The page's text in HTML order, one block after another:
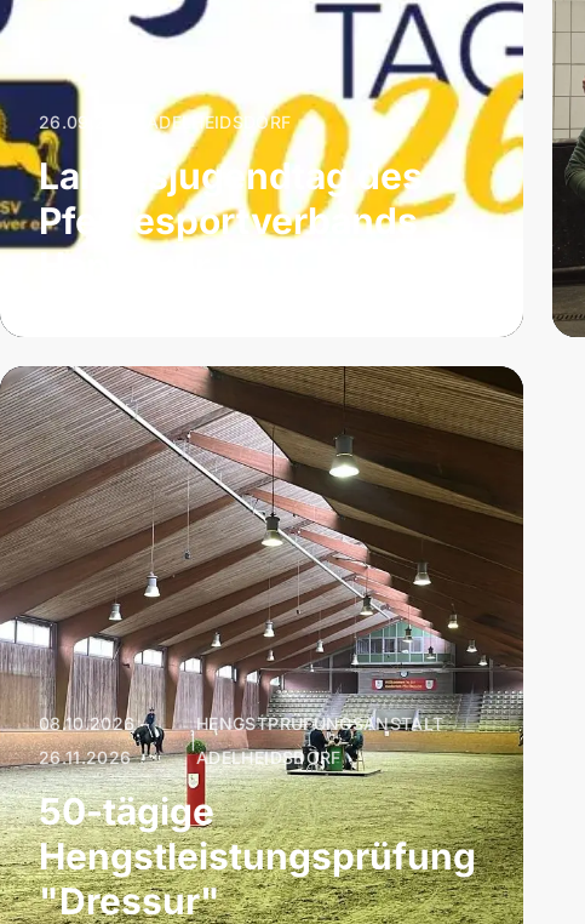
26.09.2026 ADELHEIDSDORF
Landesjugendtag des
Pferdesportverbands
Hannover
08.10.2026 –
26.11.2026
|
HENGSTPRÜFUNGSANSTALT
ADELHEIDSDORF
50-tägige
Hengstleistungsprüfung
"Dressur"